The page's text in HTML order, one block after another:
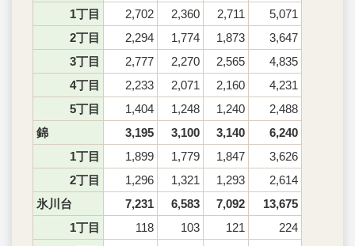
1丁目
2,702 2,360 2,711
5,071
2丁目
2,294 1,774 1,873
3,647
3丁目
2,777 2,270 2,565
4,835
4丁目
2,233 2,071 2,160
4,231
5丁目
1,404 1,248 1,240
2,488
錦
3,195 3,100 3,140
6,240
1丁目
1,899 1,779 1,847
3,626
2丁目
1,296 1,321 1,293
2,614
氷川台
7,231 6,583 7,092
13,675
1丁目
118 103 121
224